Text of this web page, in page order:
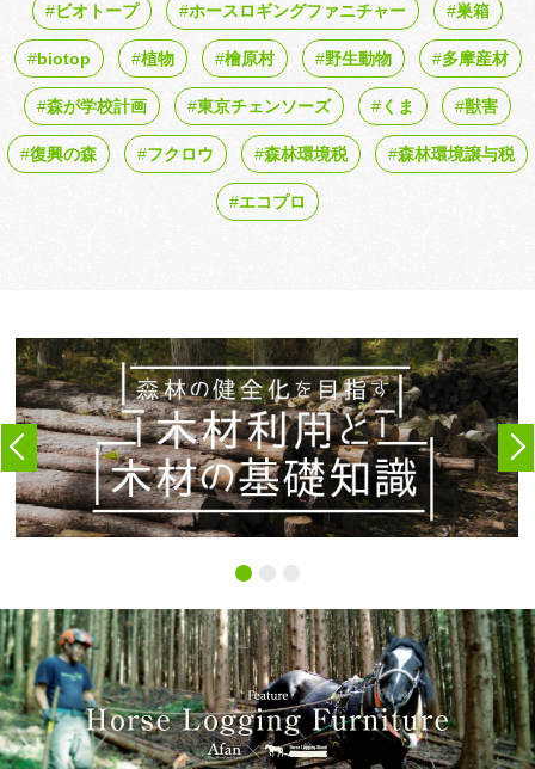
ビオトープ ホースロギングファニチャー 巣箱
biotop 植物 檜原村 野生動物 多摩産材
森が学校計画 東京チェンソーズ くま 獣害
復興の森 フクロウ 森林環境税 森林環境譲与税
エコプロ